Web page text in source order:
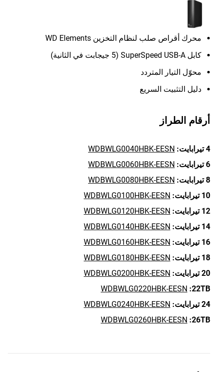
محرك أقراص صلب لنظام التخزين WD Elements
كابل SuperSpeed USB-A (5 جيجابت في الثانية)
محوّل التيار المتردد
دليل التثبيت السريع
أرقام الطراز
4 تيرابايت:
WDBWLG0040HBK-EESN
6 تيرابايت:
WDBWLG0060HBK-EESN
8 تيرابايت:
WDBWLG0080HBK-EESN
10 تيرابايت:
WDBWLG0100HBK-EESN
12 تيرابايت:
WDBWLG0120HBK-EESN
14 تيرابايت:
WDBWLG0140HBK-EESN
16 تيرابايت:
WDBWLG0160HBK-EESN
18 تيرابايت:
WDBWLG0180HBK-EESN
20 تيرابايت:
WDBWLG0200HBK-EESN
22TB:
WDBWLG0220HBK-EESN
24 تيرابايت:
WDBWLG0240HBK-EESN
26TB:
WDBWLG0260HBK-EESN